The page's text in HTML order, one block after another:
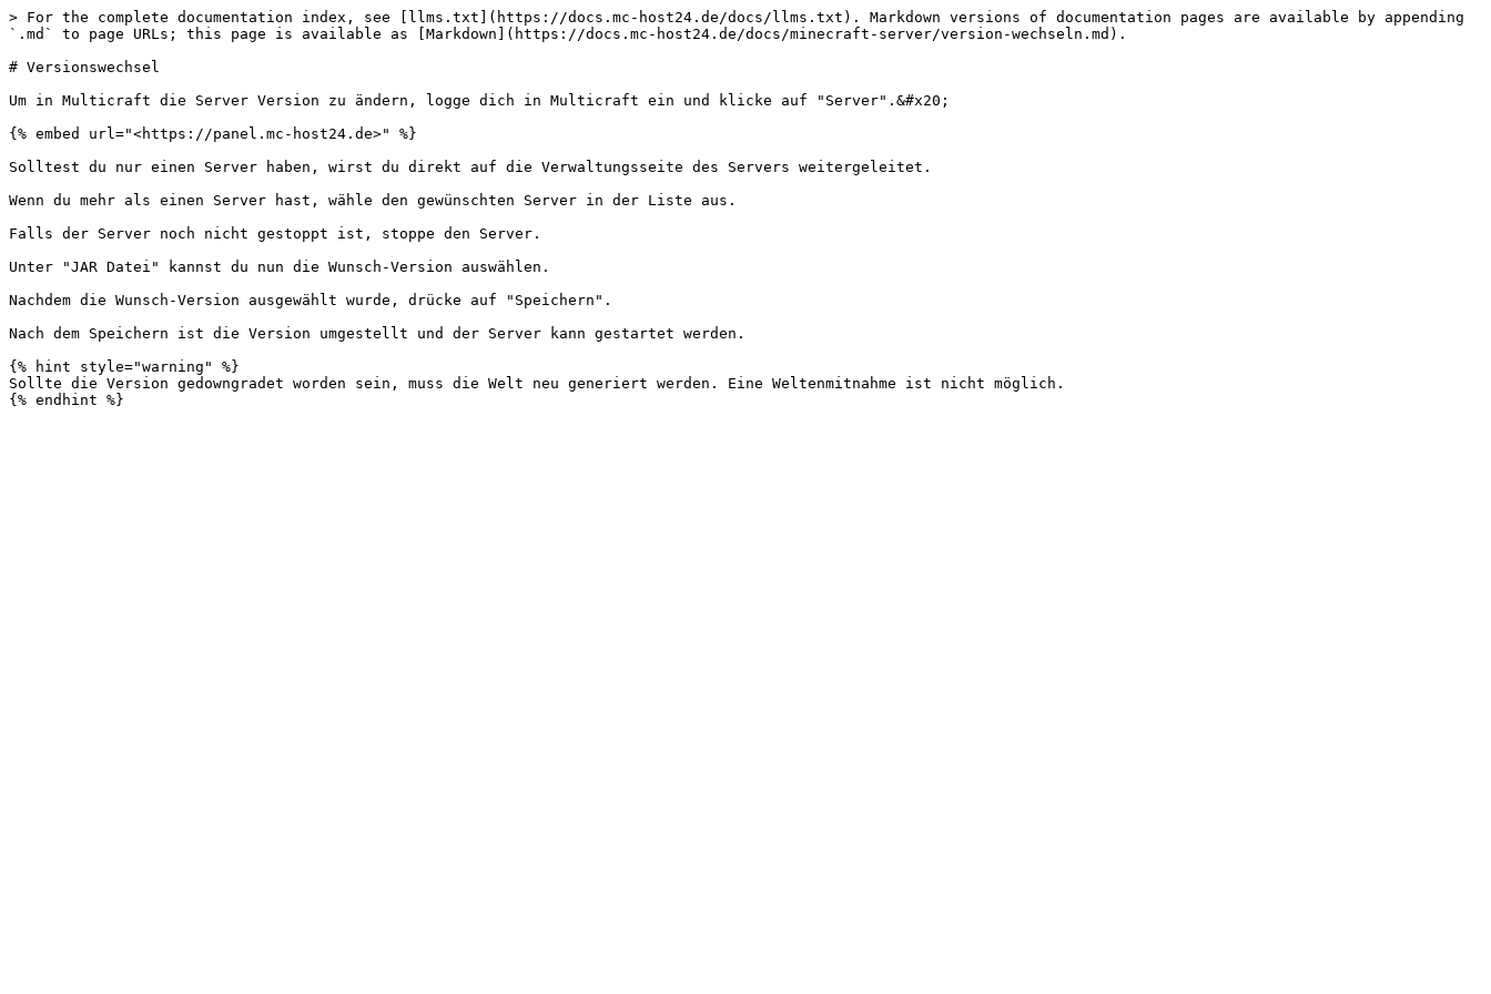
> For the complete documentation index, see [llms.txt](https://docs.mc-host24.de/docs/llms.txt). Markdown versions of documentation pages are available by appending
`.md` to page URLs; this page is available as [Markdown](https://docs.mc-host24.de/docs/minecraft-server/version-wechseln.md).
# Versionswechsel
Um in Multicraft die Server Version zu ändern, logge dich in Multicraft ein und klicke auf "Server".&#x20;
{% embed url="<https://panel.mc-host24.de>" %}
Solltest du nur einen Server haben, wirst du direkt auf die Verwaltungsseite des Servers weitergeleitet.
Wenn du mehr als einen Server hast, wähle den gewünschten Server in der Liste aus.
Falls der Server noch nicht gestoppt ist, stoppe den Server.
Unter "JAR Datei" kannst du nun die Wunsch-Version auswählen.
Nachdem die Wunsch-Version ausgewählt wurde, drücke auf "Speichern".
Nach dem Speichern ist die Version umgestellt und der Server kann gestartet werden.
{% hint style="warning" %}
Sollte die Version gedowngradet worden sein, muss die Welt neu generiert werden. Eine Weltenmitnahme ist nicht möglich.